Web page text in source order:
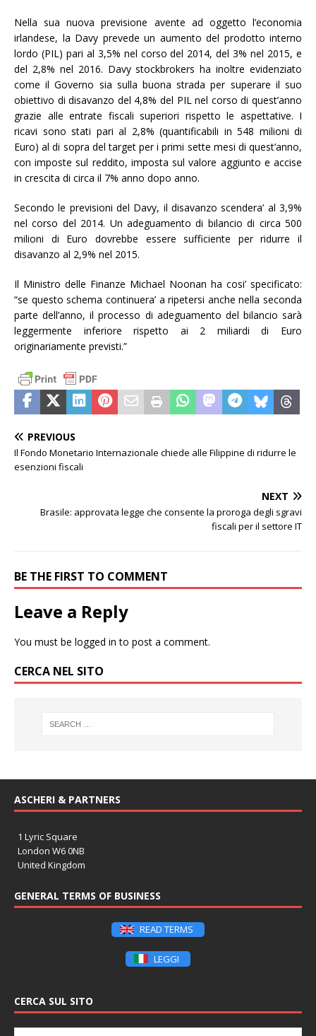
Nella sua nuova previsione avente ad oggetto l’economia
irlandese, la Davy prevede un aumento del prodotto interno
lordo (PIL) pari al 3,5% nel corso del 2014, del 3% nel 2015, e
del 2,8% nel 2016. Davy stockbrokers ha inoltre evidenziato
come il Governo sia sulla buona strada per superare il suo
obiettivo di disavanzo del 4,8% del PIL nel corso di quest’anno
grazie alle entrate fiscali superiori rispetto le aspettative. I
ricavi sono stati pari al 2,8% (quantificabili in 548 milioni di
Euro) al di sopra del target per i primi sette mesi di quest’anno,
con imposte sul reddito, imposta sul valore aggiunto e accise
in crescita di circa il 7% anno dopo anno.
Secondo le previsioni del Davy, il disavanzo scendera’ al 3,9%
nel corso del 2014. Un adeguamento di bilancio di circa 500
milioni di Euro dovrebbe essere sufficiente per ridurre il
disavanzo al 2,9% nel 2015.
Il Ministro delle Finanze Michael Noonan ha cosi’ specificato:
“se questo schema continuera’ a ripetersi anche nella seconda
parte dell’anno, il processo di adeguamento del bilancio sarà
leggermente inferiore rispetto ai 2 miliardi di Euro
originariamente previsti.”
PREVIOUS
Il Fondo Monetario Internazionale chiede alle Filippine di ridurre le
esenzioni fiscali
NEXT
Brasile: approvata legge che consente la proroga degli sgravi
fiscali per il settore IT
BE THE FIRST TO COMMENT
Leave a Reply
You must be logged in to post a comment.
CERCA NEL SITO
ASCHERI & PARTNERS
1 Lyric Square
London W6 0NB
United Kingdom
GENERAL TERMS OF BUSINESS
READ TERMS
LEGGI
CERCA SUL SITO